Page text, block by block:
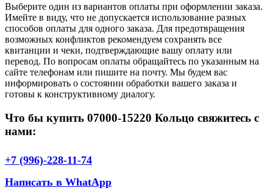
Выберите один из вариантов оплаты при оформлении заказа.
Имейте в виду, что не допускается использование разных
способов оплаты для одного заказа. Для предотвращения
возможных конфликтов рекомендуем сохранять все
квитанции и чеки, подтверждающие вашу оплату или
перевод. По вопросам оплаты обращайтесь по указанным на
сайте телефонам или пишите на почту. Мы будем вас
информировать о состоянии обработки вашего заказа и
готовы к конструктивному диалогу.
Что бы купить 07000-15220 Кольцо свяжитесь с
нами:
+7 (996)-228-11-74
Написать в WhatApp